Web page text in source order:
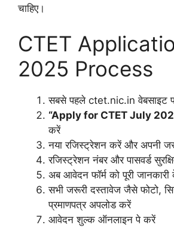
चाहिए।
CTET
2025 Process
सबसे पहले ctet.nic.in वेबसाइट
“Apply for CTET July
करें
नया रजिस्ट्रेशन करें और अपनी
रजिस्ट्रेशन नंबर और पासवर्ड
अब आवेदन फॉर्म को पूरी
सभी जरूरी दस्तावेज जैसे फोटो,
प्रमाणपत्र अपलोड करें
आवेदन शुल्क ऑनलाइन पे करें